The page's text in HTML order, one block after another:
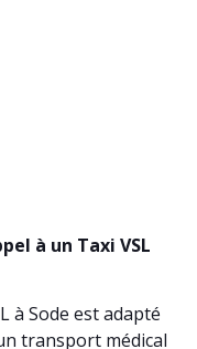
à un Taxi VSL
à Sode est adapté
transport médical